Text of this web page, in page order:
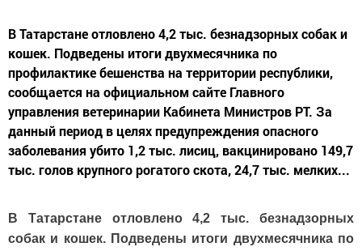
В Татарстане отловлено 4,2 тыс. безнадзорных собак и
кошек. Подведены итоги двухмесячника по
профилактике бешенства на территории республики,
сообщается на официальном сайте Главного
управления ветеринарии Кабинета Министров РТ. За
данный период в целях предупреждения опасного
заболевания убито 1,2 тыс. лисиц, вакцинировано 149,7
тыс. голов крупного рогатого скота, 24,7 тыс. мелких...
В Татарстане отловлено 4,2 тыс. безнадзорных
собак и кошек. Подведены итоги двухмесячника по